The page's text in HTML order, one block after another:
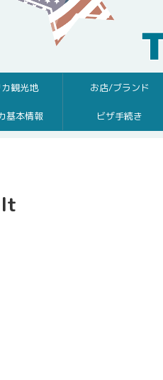
観光地 お店/ブランド
基本情報 ビザ手続き